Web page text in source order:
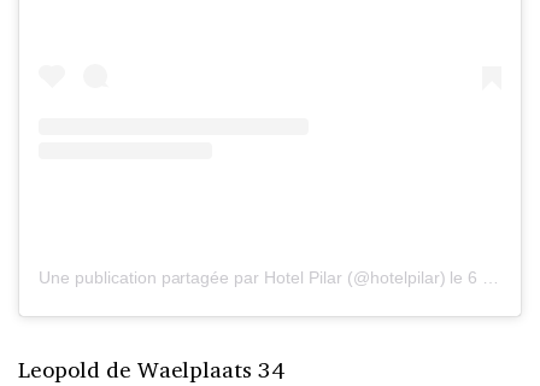
Une publication partagée par Hotel Pilar (@hotelpilar) le 6 Oct. 2019 à 6 :18 PDT
Leopold de Waelplaats 34